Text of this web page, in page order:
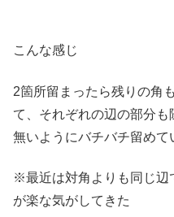
こんな感じ
2箇所留まったら残りの角
て、それぞれの辺の部分
無いようにバチバチ留めて
※最近は対角よりも同じ辺
が楽な気がしてきた